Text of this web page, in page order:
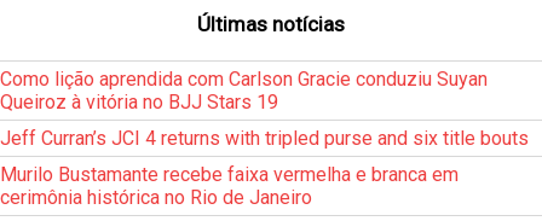
Últimas notícias
Como lição aprendida com Carlson Gracie conduziu Suyan
Queiroz à vitória no BJJ Stars 19
Jeff Curran’s JCI 4 returns with tripled purse and six title bouts
Murilo Bustamante recebe faixa vermelha e branca em
cerimônia histórica no Rio de Janeiro